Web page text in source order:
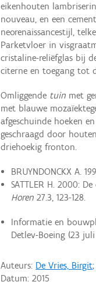
eikenhouten
nouveau, en een
neorenaissancestijl,
Parketvloer in
cristaline-reliëfglas bij
citerne en toegang tot
Omliggende tuin met
met blauwe
afgeschuinde hoeken
geschraagd door
driehoekig fronton.
BRUYNDONCKX A.
SATTLER H. 2000:
Horen27.3, 123-128.
Informatie en
Detlev-Boeing (23
Auteurs: De Vries, Birgit;
Datum:2015